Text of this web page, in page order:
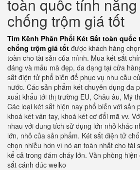
toàn quốc tính
chống trộm giá tốt
Tìm Kênh Phân Phối Két Sắt toàn
chống trộm giá tốt được khách hàng
toàn cho tài sản của mình. Mua két sắt
dáng và mẫu mã đẹp, đa dạng tại cửa
sắt điện tử phổ biến để phục vụ nhu cầu
nước. Các sản phẩm két chuyên dụng đa
xuất khẩu tới thị trường EU, Châu âu, Mỹ
Các loại két sắt hiện nay phổ biến với sản
khoá két vân tay, khoá két cơ đổi mã vv.
nhau với dung tích sử dụng lớn nhỏ khác
lớn, nhỏ của sản phẩm. Két sắt điện tử
chọn nhiều hơn vì nó an toàn nhất cho tài
kể cả trong đám cháy lớn. Văn phòng
sắt cánh đúc welko